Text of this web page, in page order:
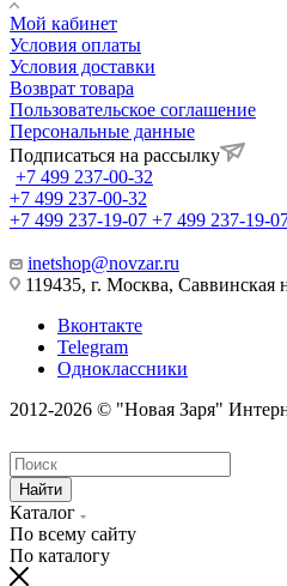
Мой кабинет
Условия оплаты
Условия доставки
Возврат товара
Пользовательское соглашение
Персональные данные
Подписаться на рассылку
+7 499 237-00-32
+7 499 237-00-32
+7 499 237-19-07 +7 499 237-19-
inetshop@novzar.ru
119435, г. Москва, Саввинская
Вконтакте
Telegram
Одноклассники
2012-2026 © "Новая Заря"
Найти
Каталог
По всему сайту
По каталогу